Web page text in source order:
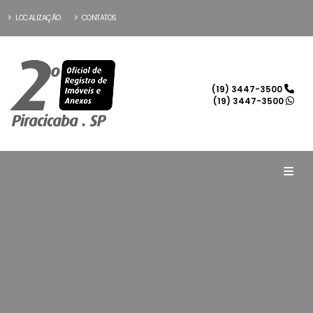
LOCALIZAÇÃO CONTATOS
(19) 3447-3500
(19) 3447-3500